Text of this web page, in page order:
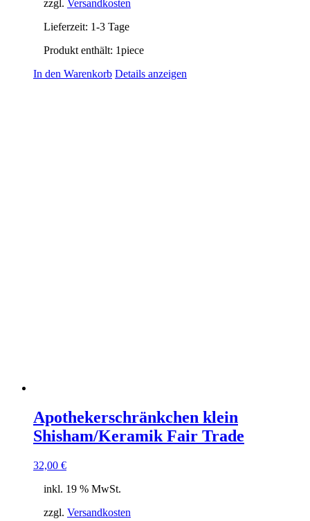
zzgl. Versandkosten
Lieferzeit: 1-3 Tage
Produkt enthält: 1piece
In den Warenkorb Details anzeigen
Apothekerschränkchen klein
Shisham/Keramik Fair Trade
32,00 €
inkl. 19 % MwSt.
zzgl. Versandkosten